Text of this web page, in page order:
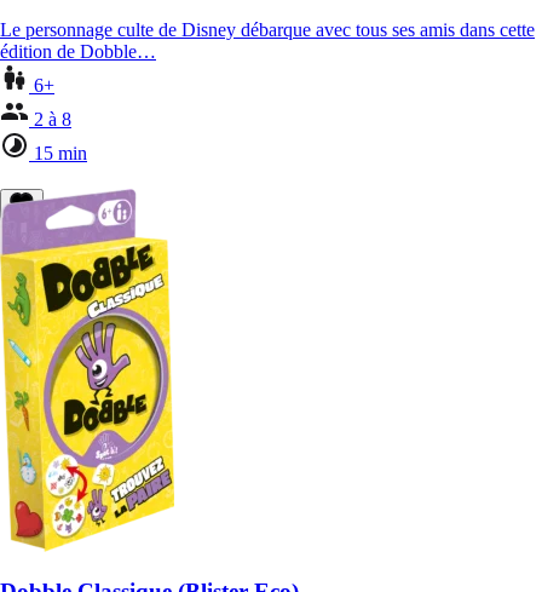
Le personnage culte de Disney débarque avec tous ses amis dans cette
édition de Dobble…
6+
2 à 8
15 min